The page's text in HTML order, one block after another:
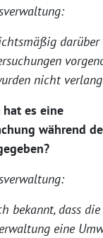
nicht
hat es eine
während
bekannt, dass die
eine